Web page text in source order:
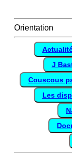
Orientation
J
Couscous
Les